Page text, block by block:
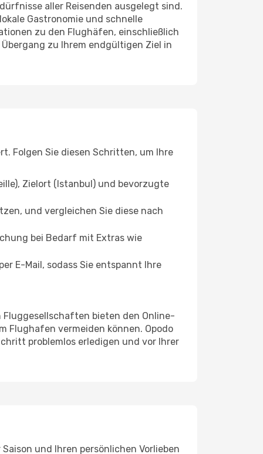
aller Reisenden ausgelegt sind.
Gastronomie und schnelle
zu den Flughäfen, einschließlich
zu Ihrem endgültigen Ziel in
Folgen Sie diesen Schritten, um Ihre
Zielort (Istanbul) und bevorzugte
und vergleichen Sie diese nach
bei Bedarf mit Extras wie
E-Mail, sodass Sie entspannt Ihre
Fluggesellschaften bieten den Online-
Flughafen vermeiden können. Opodo
problemlos erledigen und vor Ihrer
und Ihren persönlichen Vorlieben